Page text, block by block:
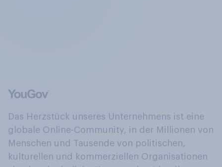
Das Herzstück unseres Unternehmens ist eine
globale Online-Community, in der Millionen von
Menschen und Tausende von politischen,
kulturellen und kommerziellen Organisationen